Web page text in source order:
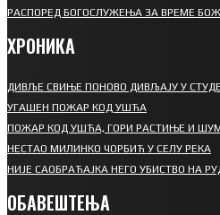
РАСПОРЕД БОГОСЛУЖЕЊА ЗА ВРЕМЕ
ХРОНИКА
ДИВЉЕ СВИЊЕ ПОНОВО ДИВЉАЈУ У
УГАШЕН ПОЖАР КОД УШЋА
ПОЖАР КОД УШЋА, ГОРИ РАСТИЊЕ И
НЕСТАО МИЛИНКО ЧОРБИЋ У СЕЛУ РЕКА
НИЈЕ САОБРАЋАЈКА НЕГО УБИСТВО НА
ОБАВЕШТЕЊА